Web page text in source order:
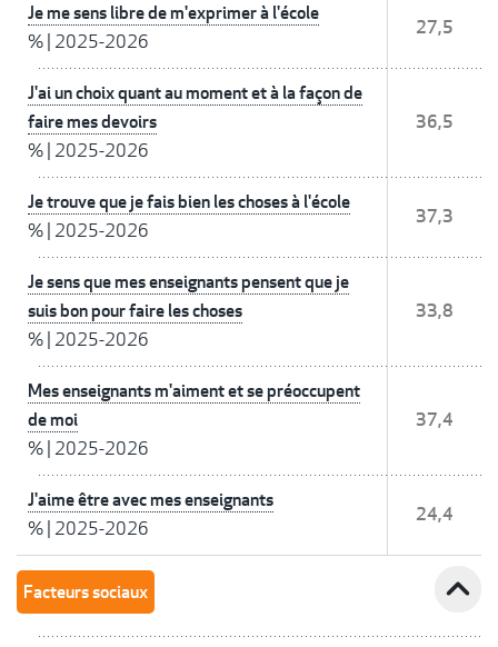
Je me sens libre de m'exprimer à l'école
% 2025-2026
27,5
J'ai un choix quant au moment et à la façon de
faire mes devoirs
% 2025-2026
36,5
Je trouve que je fais bien les choses à l'école
% 2025-2026
37,3
Je sens que mes enseignants pensent que je
suis bon pour faire les choses
% 2025-2026
33,8
Mes enseignants m'aiment et se préoccupent
de moi
% 2025-2026
37,4
J'aime être avec mes enseignants
% 2025-2026
24,4
Facteurs sociaux expand_less